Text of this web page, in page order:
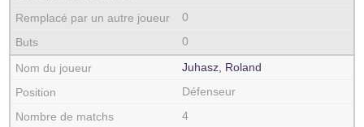
0
0
Juhasz, Roland
Défenseur
4